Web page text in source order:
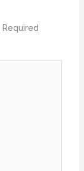
Required